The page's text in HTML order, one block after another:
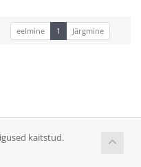
eelmine 1 Järgmine
kaitstud.